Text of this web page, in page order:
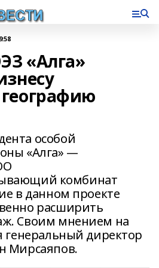
«Алга»
особой
«Алга» —
комбинат
в данном проекте
расширить
Своим мнением на
генеральный директор
Мирсаяпов.